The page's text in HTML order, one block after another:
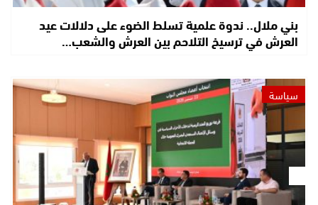
بني ملال.. ندوة علمية تسلط الضوء على دلالات عيد
العرش في ترسيخ التلاحم بين العرش والشعب…
سياسة